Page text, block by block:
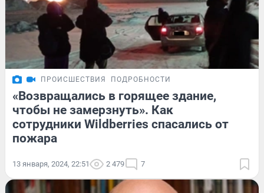
ПРОИСШЕСТВИЯ ПОДРОБНОСТИ
«Возвращались в горящее здание,
чтобы не замерзнуть». Как
сотрудники Wildberries спасались от
пожара
13 января, 2024, 22:51 2 479 7